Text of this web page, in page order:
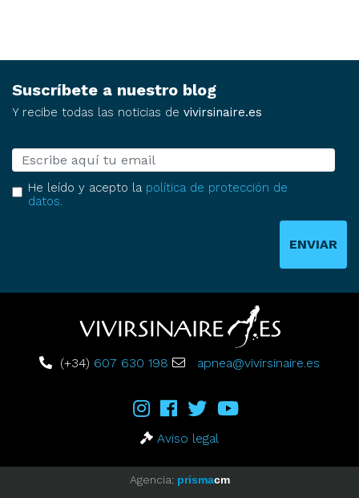
Suscríbete a nuestro blog
Y recibe todas las noticias de vivirsinaire.es
E-mail
He leído y acepto la política de protección de
datos.
ENVIAR
(+34) 607 630 198 apnea@vivirsinaire.es
Aviso legal
Agencia: prismacm